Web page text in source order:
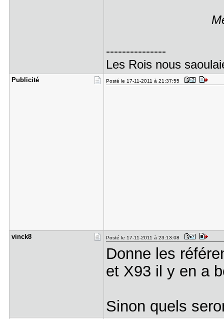
---------------
Les Rois nous
Publicité Posté le 17-11-2011 à 21:37:55
vinck8 Posté le 17-11-2011 à 23:13:08
Donne les
et X93 il y en a
Sinon quels